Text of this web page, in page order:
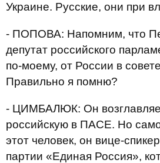
Украине. Русские, они при
- ПОПОВА: Напомним, что
депутат российского
по-моему, от России в
Правильно я помню?
- ЦИМБАЛЮК: Он
российскую в ПАСЕ. Но
этот человек, он вице-
партии «Единая Россия»,